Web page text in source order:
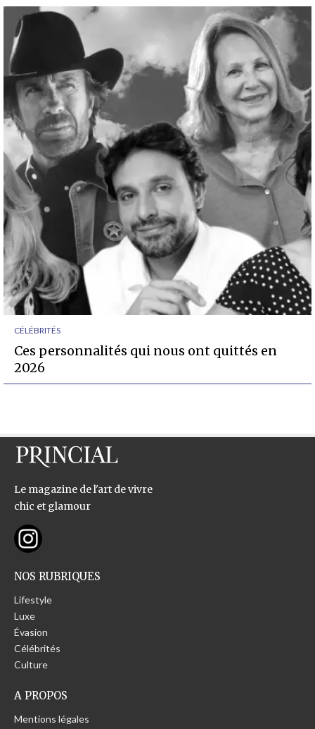
CÉLÉBRITÉS
Ces personnalités qui nous ont quittés en
2026
Le magazine de l'art de vivre
chic et glamour
NOS RUBRIQUES
Lifestyle
Luxe
Évasion
Célébrités
Culture
A PROPOS
Mentions légales